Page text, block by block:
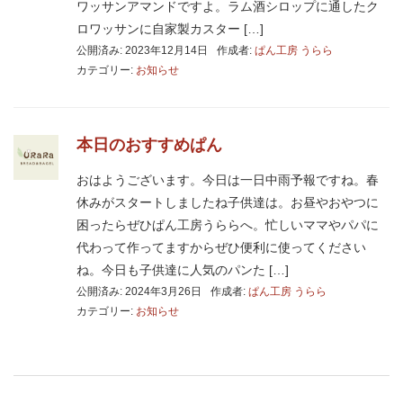
ワッサンアマンドですよ。ラム酒シロップに通したク
ロワッサンに自家製カスター […]
公開済み: 2023年12月14日 作成者: ぱん工房 うらら
カテゴリー: お知らせ
本日のおすすめぱん
おはようございます。今日は一日中雨予報ですね。春
休みがスタートしましたね子供達は。お昼やおやつに
困ったらぜひぱん工房うららへ。忙しいママやパパに
代わって作ってますからぜひ便利に使ってください
ね。今日も子供達に人気のパンた […]
公開済み: 2024年3月26日 作成者: ぱん工房 うらら
カテゴリー: お知らせ